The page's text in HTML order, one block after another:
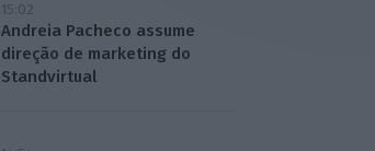
15:02
Andreia Pacheco assume
direção de marketing do
Standvirtual